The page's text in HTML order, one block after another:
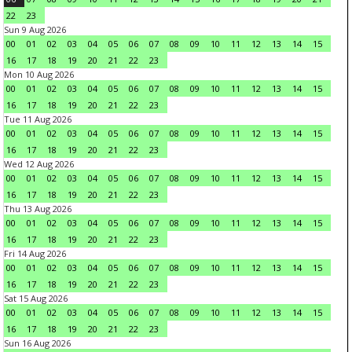
22
23
Sun 9 Aug 2026
00
01 02 03 04 05 06 07 08 09 10 11 12 13 14
15
16
17 18 19 20 21 22
23
Mon 10 Aug 2026
00
01 02 03 04 05 06 07 08 09 10 11 12 13 14
15
16
17 18 19 20 21 22
23
Tue 11 Aug 2026
00
01 02 03 04 05 06 07 08 09 10 11 12 13 14
15
16
17 18 19 20 21 22
23
Wed 12 Aug 2026
00
01 02 03 04 05 06 07 08 09 10 11 12 13 14
15
16
17 18 19 20 21 22
23
Thu 13 Aug 2026
00
01 02 03 04 05 06 07 08 09 10 11 12 13 14
15
16
17 18 19 20 21 22
23
Fri 14 Aug 2026
00
01 02 03 04 05 06 07 08 09 10 11 12 13 14
15
16
17 18 19 20 21 22
23
Sat 15 Aug 2026
00
01 02 03 04 05 06 07 08 09 10 11 12 13 14
15
16
17 18 19 20 21 22
23
Sun 16 Aug 2026